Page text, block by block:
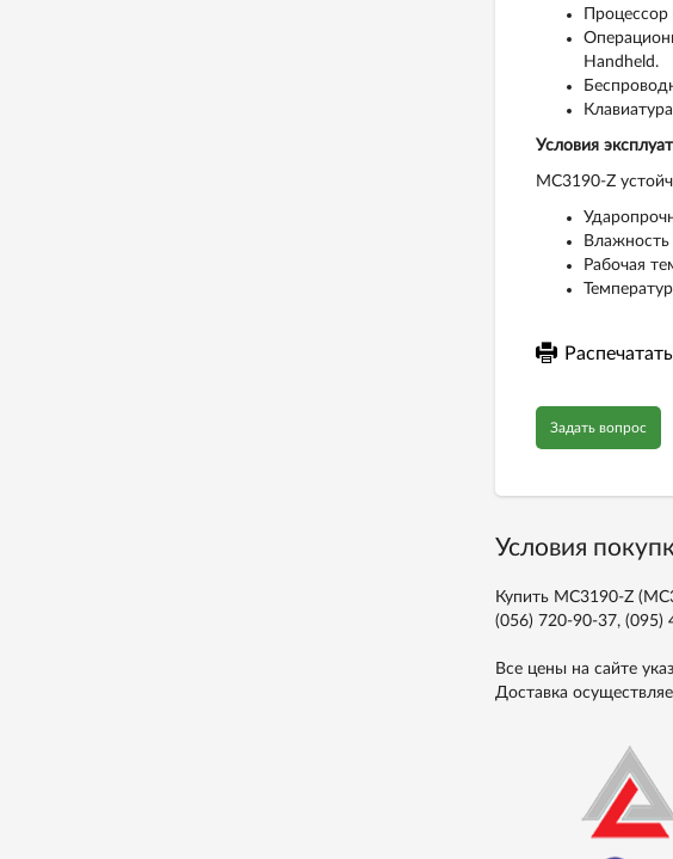
Handheld.
Условия
MC3190-Z
Рабочая
Распечатать
Задать вопрос
Условия
Купить MC3190-Z
(056) 720-90-37, (095)
Все цены на сайте
Доставка